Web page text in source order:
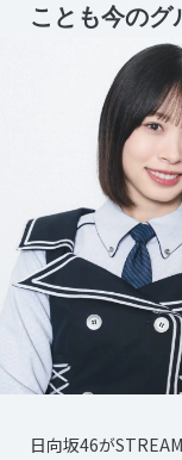
ことも今のグ
日向坂46が